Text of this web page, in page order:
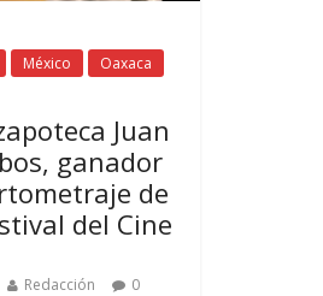
México
Oaxaca
Juan
ganador
de
del Cine
Redacción 0